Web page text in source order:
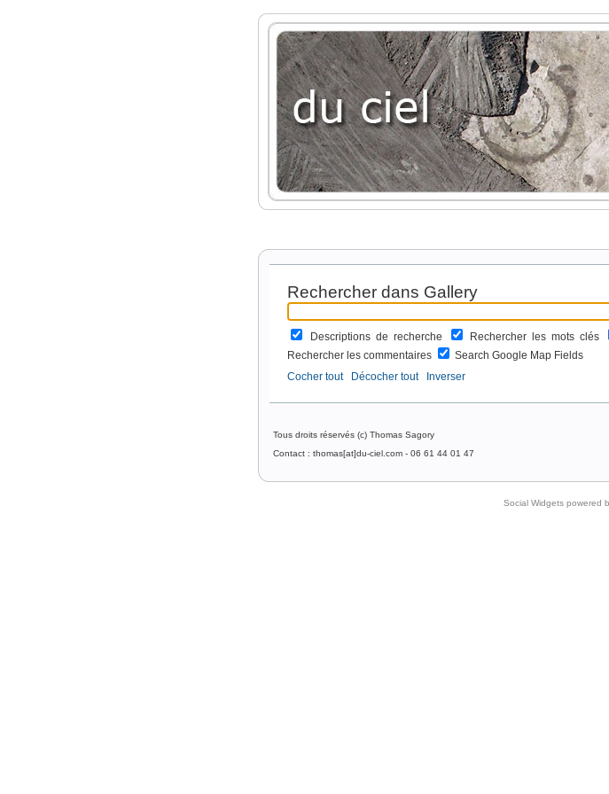
Rechercher dans Gallery
Descriptions de recherche Rechercher les mots clés
Rechercher les commentaires
Search Google Map Fields
Cocher tout
Décocher tout Inverser
Tous droits réservés (c) Thomas Sagory
Contact : thomas[at]du-ciel.com - 06 61 44 01 47
Social Widgets powered